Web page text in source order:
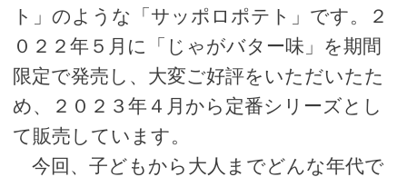
ト」のような「サッポロポテト」です。２
０２２年５月に「じゃがバター味」を期間
限定で発売し、大変ご好評をいただいたた
め、２０２３年４月から定番シリーズとし
て販売しています。
今回、子どもから大人までどんな年代で